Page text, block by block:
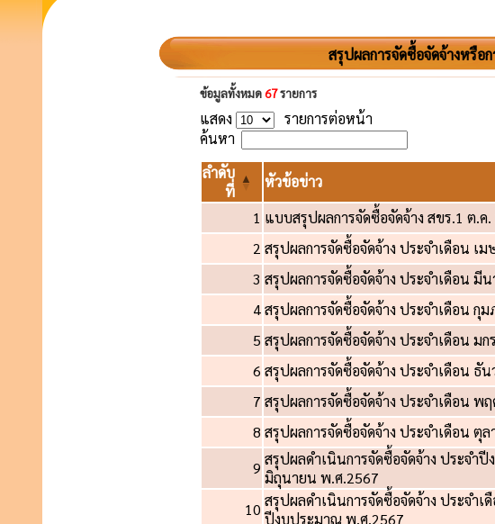
สรุปผลการจัดซื้อจัดจ้างหรื
ข้อมูลทั้งหมด67รายการ
แสดง
รายการต่อหน้า
ค้นหา
ลำดับ
ที่
หัวข้อข่าว
1 แบบสรุปผลการจัดซื้อจัดจ้าง สขร.1 ต.ค
2 สรุปผลการจัดซื้อจัดจ้าง ประจำเดือน เ
3 สรุปผลการจัดซื้อจัดจ้าง ประจำเดือน มี
4สรุปผลการจัดซื้อจัดจ้าง ประจำเดือน กุ
5 สรุปผลการจัดซื้อจัดจ้าง ประจำเดือน มก
6 สรุปผลการจัดซื้อจัดจ้าง ประจำเดือน ธั
7 สรุปผลการจัดซื้อจัดจ้าง ประจำเดือน พ
8 สรุปผลการจัดซื้อจัดจ้าง ประจำเดือน ตุ
9 สรุปผลดำเนินการจัดซื้อจัดจ้าง ประจำ
มิถุนายน พ.ศ.2567
10 สรุปผลดำเนินการจัดซื้อจัดจ้าง ประจำ
ปีงบประมาณ พ.ศ.2567